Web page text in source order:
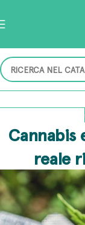
Cannabis
reale